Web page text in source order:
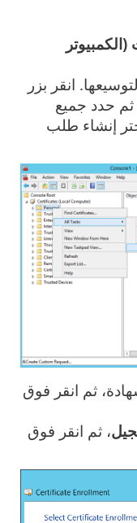
انقر بزر
ثم حدد جميع
إنشاء طلب
ثم انقر فوق
، ثم انقر فوق